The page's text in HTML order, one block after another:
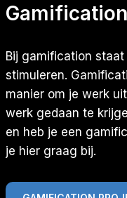
Gamification
Bij gamification
stimuleren.
manier om je werk
werk gedaan te
en heb je een
je hier graag bij.